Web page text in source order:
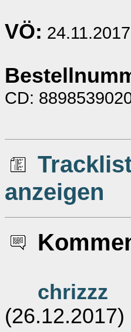
VÖ: 24.11.2017
CD:
anzeigen
chrizzz
(26.12.2017)